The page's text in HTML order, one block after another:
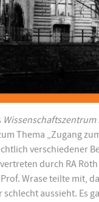
Thema „Zugang
verschiedener
durch RA
Wrase teilte mit,
aussieht. Es